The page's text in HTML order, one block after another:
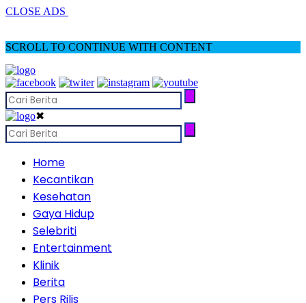
CLOSE ADS
SCROLL TO CONTINUE WITH CONTENT
✖
Home
Kecantikan
Kesehatan
Gaya Hidup
Selebriti
Entertainment
Klinik
Berita
Pers Rilis